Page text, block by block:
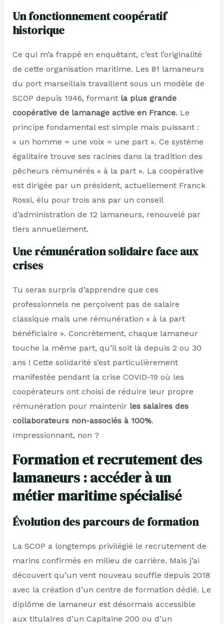
Un fonctionnement coopératif
historique
Ce qui m’a frappé en enquêtant, c’est l’originalité
de cette organisation maritime. Les 81 lamaneurs
du port marseillais travaillent sous un modèle de
SCOP depuis 1946, formant la plus grande
coopérative de lamanage active en France. Le
principe fondamental est simple mais puissant :
« un homme = une voix = une part ». Ce système
égalitaire trouve ses racines dans la tradition des
pêcheurs rémunérés « à la part ». La coopérative
est dirigée par un président, actuellement Franck
Rossi, élu pour trois ans par un conseil
d’administration de 12 lamaneurs, renouvelé par
tiers annuellement.
Une rémunération solidaire face aux
crises
Tu seras surpris d’apprendre que ces
professionnels ne perçoivent pas de salaire
classique mais une rémunération « à la part
bénéficiaire ». Concrètement, chaque lamaneur
touche la même part, qu’il soit là depuis 2 ou 30
ans ! Cette solidarité s’est particulièrement
manifestée pendant la crise COVID-19 où les
coopérateurs ont choisi de réduire leur propre
rémunération pour maintenir les salaires des
collaborateurs non-associés à 100%.
Impressionnant, non ?
Formation et recrutement des
lamaneurs : accéder à un
métier maritime spécialisé
Évolution des parcours de formation
La SCOP a longtemps privilégié le recrutement de
marins confirmés en milieu de carrière. Mais j’ai
découvert qu’un vent nouveau souffle depuis 2018
avec la création d’un centre de formation dédié. Le
diplôme de lamaneur est désormais accessible
aux titulaires d’un Capitaine 200 ou d’un